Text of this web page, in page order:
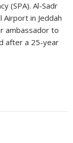
(SPA). Al-Sadr
in Jeddah
ambassador to
after a 25-year